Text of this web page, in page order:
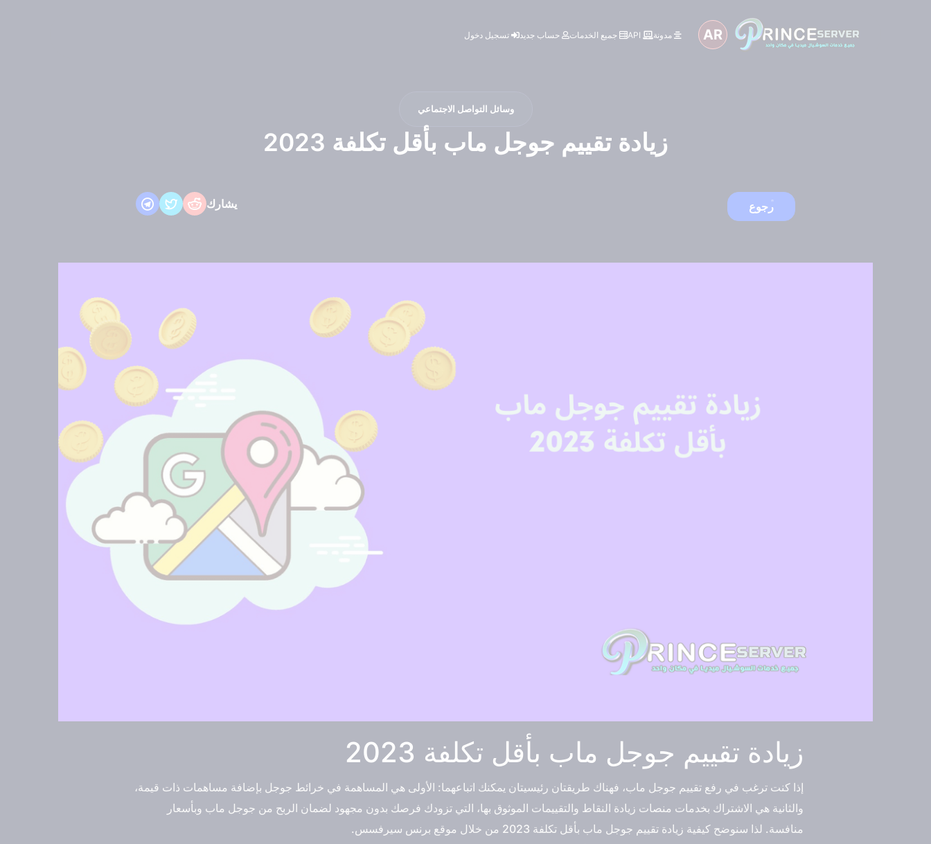
AR مدونة جميع الخدمات حساب جديد تسجيل دخول
وسائل التواصل الاجتماعي
زيادة تقييم جوجل ماب بأقل تكلفة 2023
رجوع يشارك
زيادة تقييم جوجل ماب بأقل تكلفة 2023
إذا كنت ترغب في رفع تقييم جوجل ماب، فهناك طريقتان رئيسيتان يمكنك اتباعهما: الأولى هي المساهمة في خرائط جوجل بإضافة مساهمات ذات قيمة،
والثانية هي الاشتراك بخدمات منصات زيادة النقاط والتقييمات الموثوق بها، التي تزودك فرصك بدون مجهود لضمان الربح من جوجل ماب وبأسعار
منافسة. لذا سنوضح كيفية زيادة تقييم جوجل ماب بأقل تكلفة 2023 من خلال موقع برنس سيرفسس.